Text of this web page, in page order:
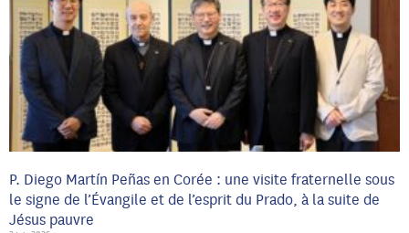
P. Diego Martín Peñas en Corée : une visite fraternelle sous
le signe de l’Évangile et de l’esprit du Prado, à la suite de
Jésus pauvre